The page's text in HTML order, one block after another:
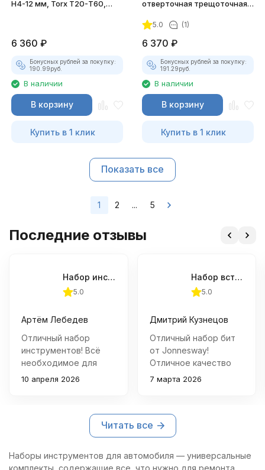
H4-12 мм, Torx Т20-Т60,
6 360 ₽
Бонусных рублей за покупку:
190.99руб.
В наличии
В корзину
Купить в 1 клик
отверточная трещоточная в
5.0 (1)
6 370 ₽
Бонусных рублей за покупку:
191.29руб.
В наличии
В корзину
Купить в 1 клик
Показать все
1 2 ... 5
Последние отзывы
Набор инструментов универсальный OMBRA OMT69S, 69 предметов
5.0
Артём Лебедев
Отличный набор
инструментов! Всё
необходимое для
дома и мелкого
легко хранить и брать
с собой. Рекомендую!
10 апреля 2026
Набор вставок-бит, 33 предмета
5.0
Дмитрий Кузнецов
Отличный набор бит
от Jonnesway!
Отличное качество
материалов, удобная
элементы чётко
подогнаны под
инструмент, никаких
расшатываний.
7 марта 2026
Читать все
Наборы инструментов для автомобиля — универсальные
комплекты, содержащие все, что нужно для ремонта